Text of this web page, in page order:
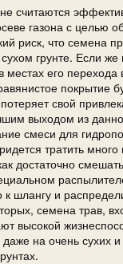
считаются
газона с целью
риск, что семена
грунте. Если же
местах его перехода
покрытие
свой
выходом из
смеси для
тратить
достаточно
к шлангу и
семена трав,
высокой
даже на очень сухих и